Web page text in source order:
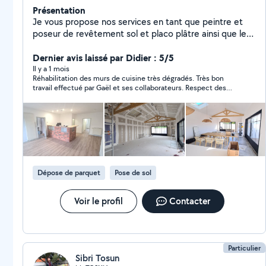
Présentation
Je vous propose nos services en tant que peintre et
poseur de revêtement sol et placo plâtre ainsi que les
en moins de 48 heures
Dernier avis laissé par Didier : 5/5
Il y a 1 mois
Réhabilitation des murs de cuisine très dégradés. Très bon
travail effectué par Gaël et ses collaborateurs. Respect des
faire appel à lui si besoin.
Dépose de parquet Pose de sol
Voir le profil Contacter
Particulier
Sibri Tosun